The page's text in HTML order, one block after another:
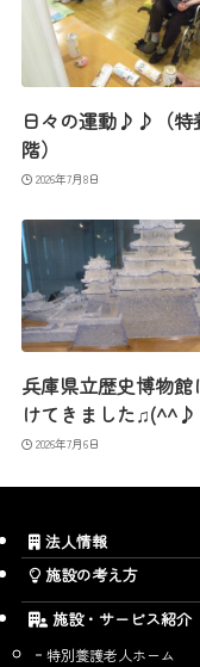
日々の運動♪♪（特
階）
2026年7月8日
兵庫県立歴史博物館
けてきました♫(^^♪
2026年7月6日
法人情報
施設の考え方
施設・サービス紹介
特別養護老人ホーム